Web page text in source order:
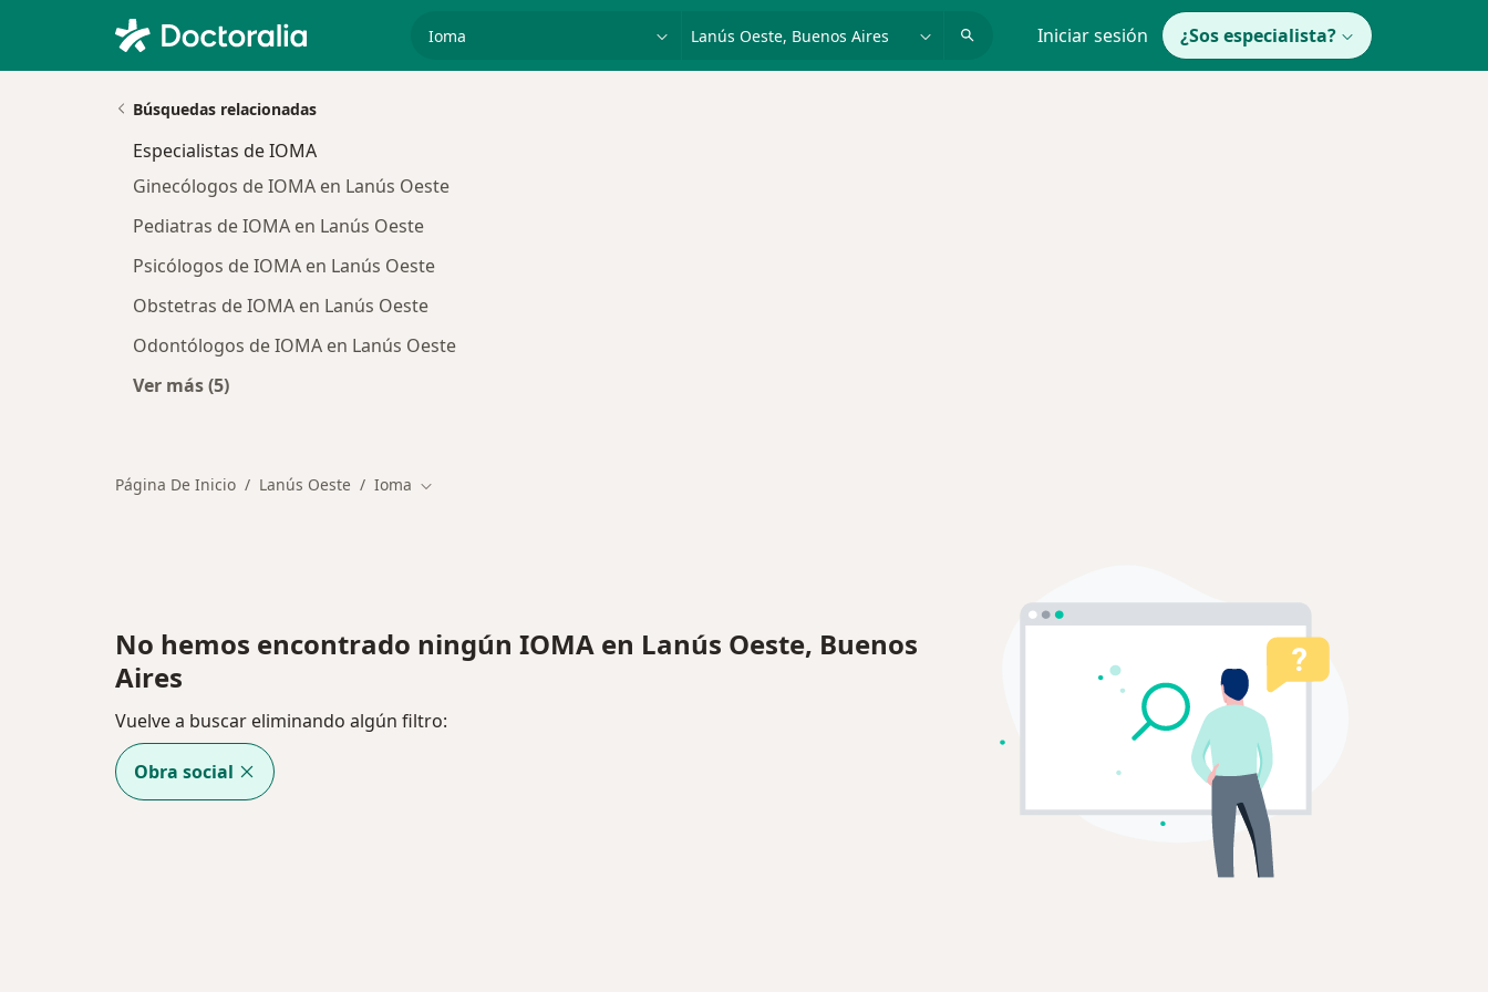
especialidad, enfermedad o nombrep. ej. Buenos Aires Iniciar sesión ¿Sos especialista?
Búsquedas relacionadas
Especialistas de IOMA
Ginecólogos de IOMA en Lanús Oeste
Pediatras de IOMA en Lanús Oeste
Psicólogos de IOMA en Lanús Oeste
Obstetras de IOMA en Lanús Oeste
Odontólogos de IOMA en Lanús Oeste
Ver más (5)
Página De Inicio Lanús Oeste Ioma Cambiar de ciudad
No hemos encontrado ningún IOMA en Lanús Oeste, Buenos
Aires
Vuelve a buscar eliminando algún filtro:
Obra social